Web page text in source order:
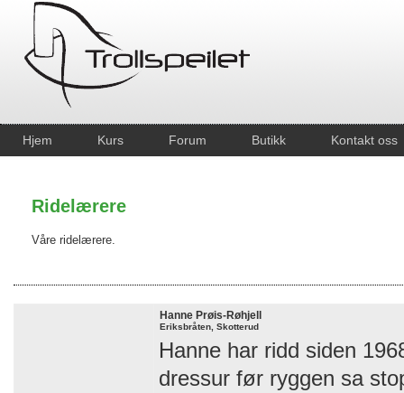
Hjem Kurs Forum Butikk Kontakt oss
Ridelærere
Våre ridelærere.
Hanne Prøis-Røhjell
Eriksbråten, Skotterud
Hanne har ridd siden
dressur før ryggen sa